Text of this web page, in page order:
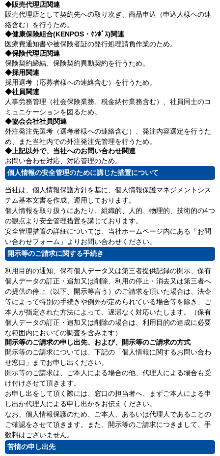
◆販売代理店関連
販売代理店として契約先への取り次ぎ、商品申込（申込人様への連
絡含む）を行うため。
◆健康保険組合(KENPOS・ｹﾝﾎﾟｽ)関連
医療費通知書や被保険者証の発行処理請負作業のため。
◆保険代理店関連
保険契約締結、保険契約異動契約を行うため。
◆採用関連
採用選考（応募者様への連絡含む）を行うため。
◆社員関連
人事労務管理（社会保険業務、税金納付業務含む）、社員同士のコ
ミュニケーションを図るため。
◆協会会社社員関連
外注発注先選考（選考者様への連絡含む）、発注内容選定を行うた
め、また当社内での外注発注先管理を行うため。
◆上記以外で、当社へのお問い合わせ関連
お問い合わせ対応、対応管理のため。
個人情報の安全管理のために講じた措置について
当社は、個人情報保護方針を基に、個人情報保護マネジメントシス
テム基本文書を作成、運用しております。
個人情報を取り扱うにあたり、組織的、人的、物理的、技術的の4つ
の観点より安全管理措置を講じております。
安全管理措置の詳細については、当社ホームページ内にある「お問
い合わせフォーム」よりお問い合わせください。
開示等のご請求に関する手続き
利用目的の通知、保有個人データ又は第三者提供記録の開示、保有
個人データの訂正・追加又は削除、利用の停止・消去又は第三者へ
の提供の停止（以下、開示等言う）のご請求を頂いた場合は、法令
等によって特別の手続きや例外が定められている場合等を除き、ご
本人が指定された方法によって、遅滞なく対応いたします。（保有
個人データの訂正・追加又は削除の場合は、利用目的の達成に必要
な範囲内においての調査を含みます）
開示等のご請求の申し出先、および、開示等のご請求の方式
開示等のご請求については、下記の「個人情報に関するお問い合わ
せ窓口」までお申し出ください。
開示等のご請求は、ご本人による場合の他、代理人による場合も受
け付けさせて頂きます。
お申し出をして頂く際には、窓口の担当者へ、まずご本人による申
し出か代理人による申し出かをお伝えください。
なお、個人情報保護のため、ご本人、あるいは代理人であることの
ご確認をさせて頂きます。また、開示等のご請求につきまして、手
数料はございません。
苦情の申し出先